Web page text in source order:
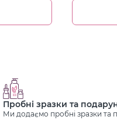
Пробні зразки та
Ми додаємо пробні зразки та